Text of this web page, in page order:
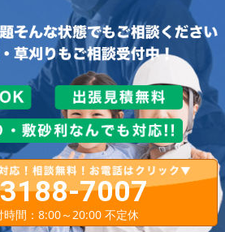
7007
時間：8:00～20:00 不定休